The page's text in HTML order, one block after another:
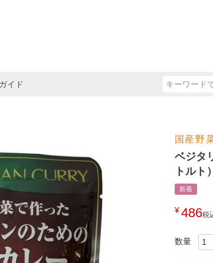
イド
国産野
ベジタ
トルト
新着
¥ 486税